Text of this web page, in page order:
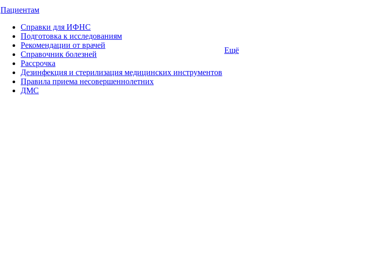
Пациентам
Справки для ИФНС
Подготовка к исследованиям
Рекомендации от врачей
Справочник болезней
Рассрочка
Дезинфекция и стерилизация медицинских инструментов
Правила приема несовершеннолетних
ДМС
Ещё